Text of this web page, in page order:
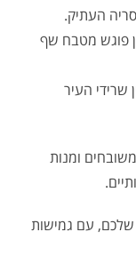
העתיק.
פוגש מטבח שף
שרידי העיר
ומנות
עם גמישות